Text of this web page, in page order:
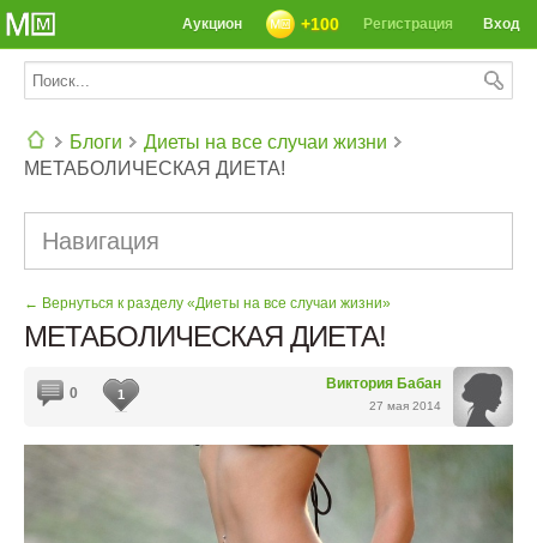
Вход
Регистрация
+100
Аукцион
Блоги
Диеты на все случаи жизни
МЕТАБОЛИЧЕСКАЯ ДИЕТА!
Навигация
← Вернуться к разделу «Диеты на все случаи жизни»
МЕТАБОЛИЧЕСКАЯ ДИЕТА!
Виктория Бабан
27 мая 2014
0 1